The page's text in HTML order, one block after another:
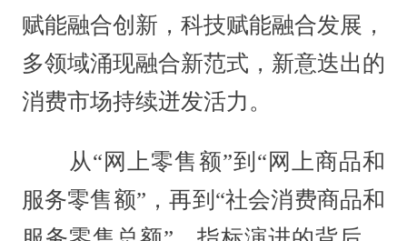
赋能融合创新，科技赋能融合发展，
多领域涌现融合新范式，新意迭出的
消费市场持续迸发活力。
从“网上零售额”到“网上商品和
服务零售额”，再到“社会消费商品和